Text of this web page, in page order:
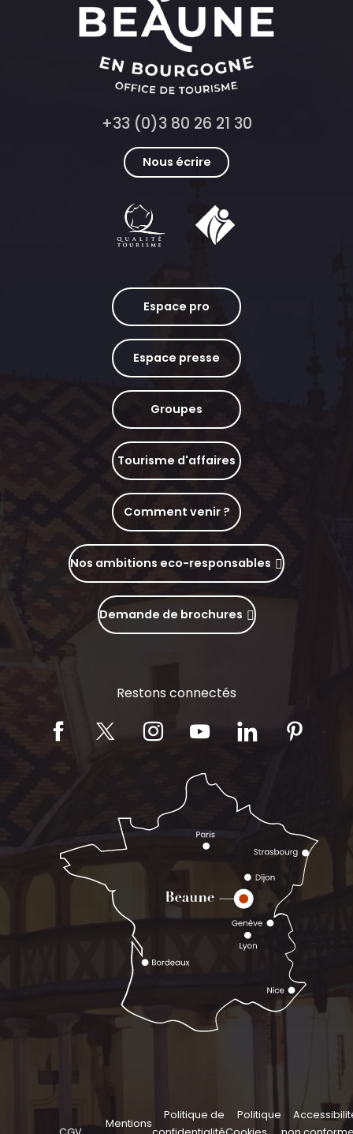
+33 (0)3 80 26 21 30
Nous écrire
Espace pro
Espace presse
Groupes
Tourisme d'affaires
Comment venir ?
Nos ambitions eco-responsables
Demande de brochures
Restons connectés
Mentions
Politique de
Politique